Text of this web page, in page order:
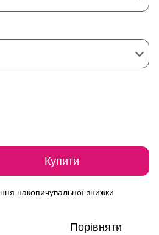
Купити
накопичувальної знижки
Порівняти